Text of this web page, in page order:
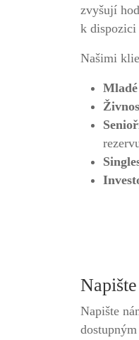
zvyšují
k dispozici
Našimi
Napište